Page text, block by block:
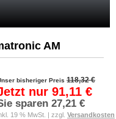
AM
bisheriger Preis 118,32 €
nur 91,11 €
sparen 27,21 €
19 % MwSt. | zzgl. Versandkosten